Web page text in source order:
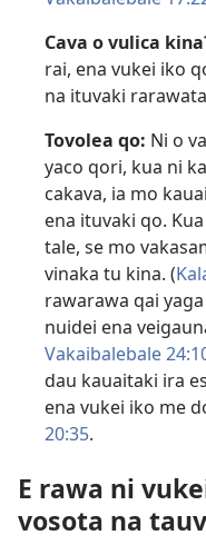
Cava o vulica
rai, ena vukei iko
na ituvaki
Tovolea qo: Ni o
yaco qori, kua ni
cakava, ia mo
ena ituvaki qo.
tale, se mo
vinaka tu kina. (
rawarawa qai
nuidei ena
Vakaibalebale
dau kauaitaki ira
ena vukei iko me
20:35.
E rawa ni
vosota na